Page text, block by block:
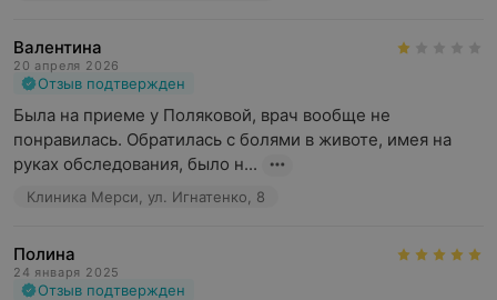
Валентина
20 апреля 2026
Отзыв подтвержден
Была на приеме у Поляковой, врач вообще не
понравилась. Обратилась с болями в животе, имея на
руках обследования, было н...
Клиника Мерси, ул. Игнатенко, 8
Полина
24 января 2025
Отзыв подтвержден